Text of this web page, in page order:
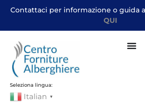
Contattaci per informazione o guida
QUI
Seleziona lingua:
Italian ▼